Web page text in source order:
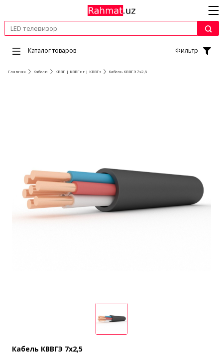
Каталог товаров Фильтр
Главная Кабели КВВГ | КВВГнг | КВВГэ Кабель КВВГЭ 7х2,5
Кабель КВВГЭ 7х2,5